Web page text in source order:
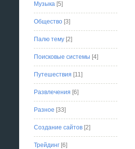
Музыка [5]
Общество [3]
Палю тему [2]
Поисковые системы [4]
Путешествия [11]
Развлечения [6]
Разное [33]
Создание сайтов [2]
Трейдинг [6]